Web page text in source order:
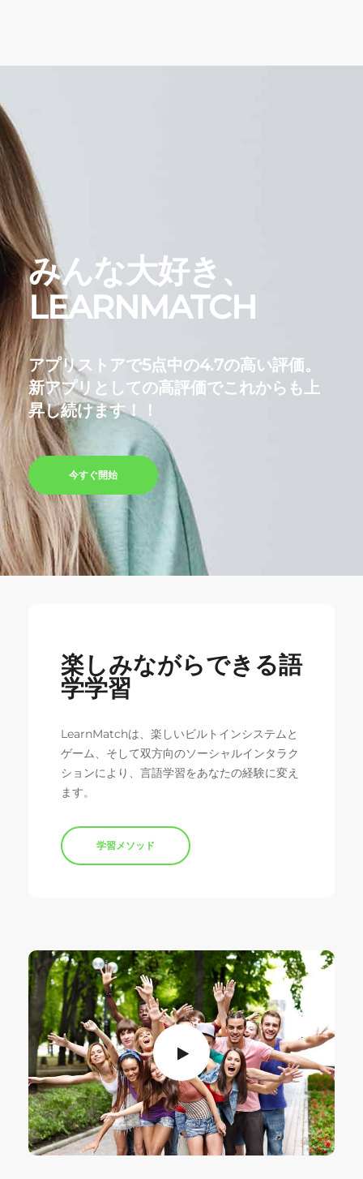
みんな大好き、
LEARNMATCH
アプリストアで5点中の4.7の高い評価。
新アプリとしての高評価でこれからも上
昇し続けます！！
今すぐ開始
楽しみながらできる語
学学習
LearnMatchは、楽しいビルトインシステムと
ゲーム、そして双方向のソーシャルインタラク
ションにより、言語学習をあなたの経験に変え
ます。
学習メソッド